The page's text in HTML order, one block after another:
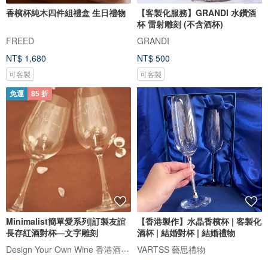
香檳杯純木四件組禮盒 生日禮物
FREED
NT$ 1,680
可客製
【客製化服務】GRANDI 水鑽酒
杯 雷射雕刻 (不含酒杯)
GRANDI
NT$ 500
可客製
免運 85 折
Minimalist簡單愛系列|訂製友誼
長存紅酒對杯—文字雕刻
Design Your Own Wine 香港酒瓶雕刻禮品專門店
【香港製作】水晶香檳杯 | 客製化
酒杯 | 結婚對杯 | 結婚禮物
VARTSS 藝思禮物